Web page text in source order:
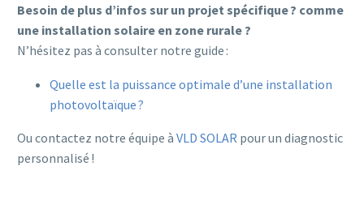
Besoin de plus d’infos sur un projet spécifique ? comme
une installation solaire en zone rurale ?
N’hésitez pas à consulter notre guide :
Quelle est la puissance optimale d’une installation
photovoltaïque ?
Ou contactez notre équipe à VLD SOLAR pour un diagnostic
personnalisé !